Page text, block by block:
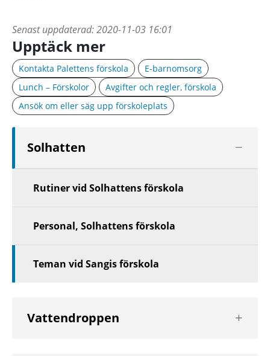
Senast uppdaterad:2020-11-03 16:01
Upptäck mer
Kontakta Palettens förskola
E-barnomsorg
Lunch – Förskolor
Avgifter och regler, förskola
Ansök om eller säg upp förskoleplats
Solhatten
Rutiner vid Solhattens förskola
Personal, Solhattens förskola
Teman vid Sangis förskola
Vattendroppen
nästa